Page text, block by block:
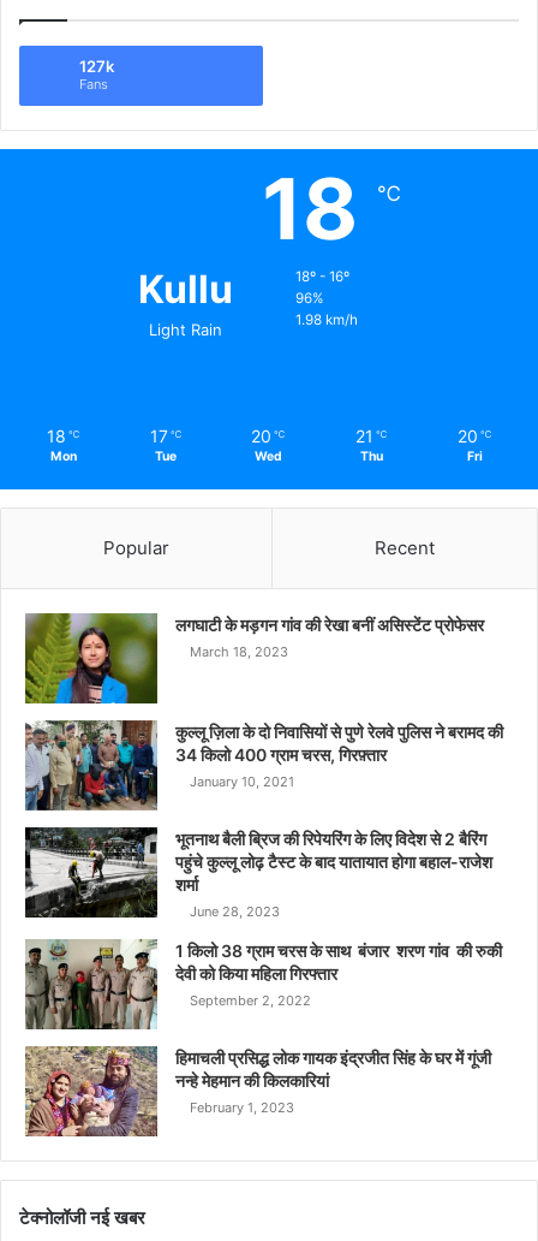
127k
Fans
Kullu
Light Rain
18 ℃
18º - 16º
96%
1.98 km/h
18 ℃
Mon
17 ℃
Tue
20 ℃
Wed
21 ℃
Thu
20 ℃
Fri
Popular Recent
लगघाटी के मड़गन गांव की रेखा बनीं असिस्टेंट प्रोफेसर
March 18, 2023
कुल्लू ज़िला के दो निवासियों से पुणे रेलवे पुलिस ने बरामद की
34 किलो 400 ग्राम चरस, गिरफ़्तार
January 10, 2021
भूतनाथ बैली ब्रिज की रिपेयरिंग के लिए विदेश से 2 बैरिंग
पहुंचे कुल्लू लोढ़ टैस्ट के बाद यातायात होगा बहाल-राजेश
शर्मा
June 28, 2023
1 किलो 38 ग्राम चरस के साथ बंजार शरण गांव की रुकी
देवी को किया महिला गिरफ्तार
September 2, 2022
हिमाचली प्रसिद्ध लोक गायक इंद्रजीत सिंह के घर में गूंजी
नन्हे मेहमान की किलकारियां
February 1, 2023
टेक्नोलॉजी नई खबर